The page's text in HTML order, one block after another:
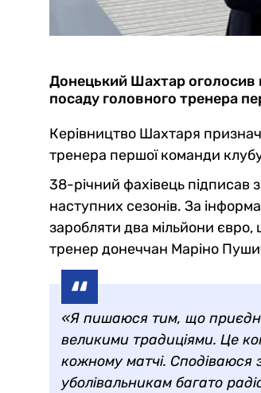
Донецький Шахтар оголосив
посаду головного тренера
Керівництво Шахтаря
тренера першої команди
38-річний фахівець підписав
наступних сезонів. За
заробляти два мільйони
тренер донеччан Маріно
«Я пишаюся тим, що
великими традиціями. Це
кожному матчі.
уболівальникам багато